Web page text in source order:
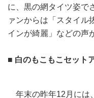
に、黒の網タイツ姿で
ァンからは「スタイル
インが綺麗」などの声
■ 白のもこもこセット
年末の昨年12月には